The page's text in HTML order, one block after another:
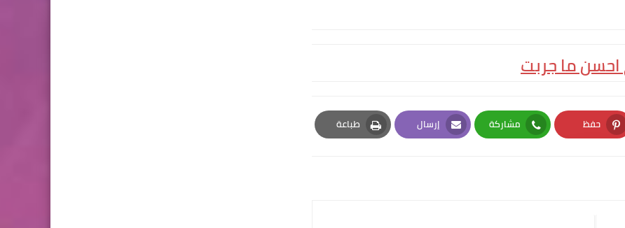
ما جربت
حفظ
Pinterest
مشاركة
Whatsapp
إرسال
Email
طباعة
Print